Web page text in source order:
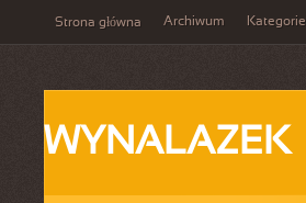
Strona główna Archiwum Kategorie
WYNALAZEK